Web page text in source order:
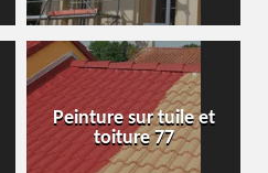
Peinture sur tuile et
toiture 77